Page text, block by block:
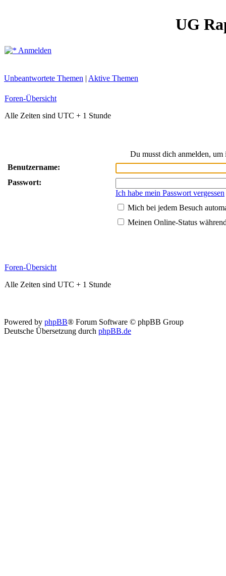
UG
Anmelden
Unbeantwortete Themen | Aktive Themen
Foren-Übersicht
Alle Zeiten sind UTC + 1 Stunde
Du musst dich anmelden,
Benutzername:
Passwort:
Ich habe mein Passwort vergessen
Mich bei jedem Besuch
Meinen Online-Status
Foren-Übersicht
Alle Zeiten sind UTC + 1 Stunde
Powered by phpBB® Forum Software © phpBB Group
Deutsche Übersetzung durch phpBB.de